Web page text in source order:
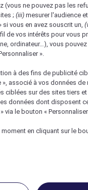
(vous ne pouvez pas les
; (iii) mesurer l'audience
vous en avez souscrit un,
de vos intérêts pour vous
ordinateur…), vous
».
à des fins de publicité
», associé à vos données
ciblées sur des sites tiers
données dont disposent
via le bouton «
en cliquant sur le